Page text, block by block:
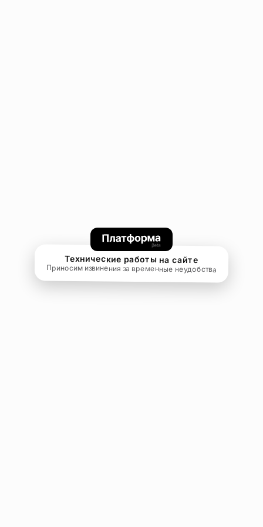
Технические работы на сайте
Приносим извинения за временные неудобства